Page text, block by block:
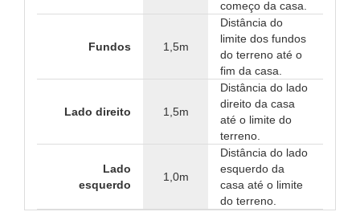
começo da casa.
Fundos 1,5m
Distância do
limite dos fundos
do terreno até o
fim da casa.
Lado direito 1,5m
Distância do lado
direito da casa
até o limite do
terreno.
Lado
esquerdo
1,0m
Distância do lado
esquerdo da
casa até o limite
do terreno.